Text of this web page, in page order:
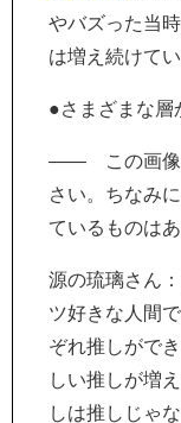
やバズった当
は増え続けて
●さまざまな層
―― この画像
さい。ちなみ
ているものは
源の琉璃さん
ツ好きな人間
ぞれ推しがで
しい推しが増
しは推しじゃ